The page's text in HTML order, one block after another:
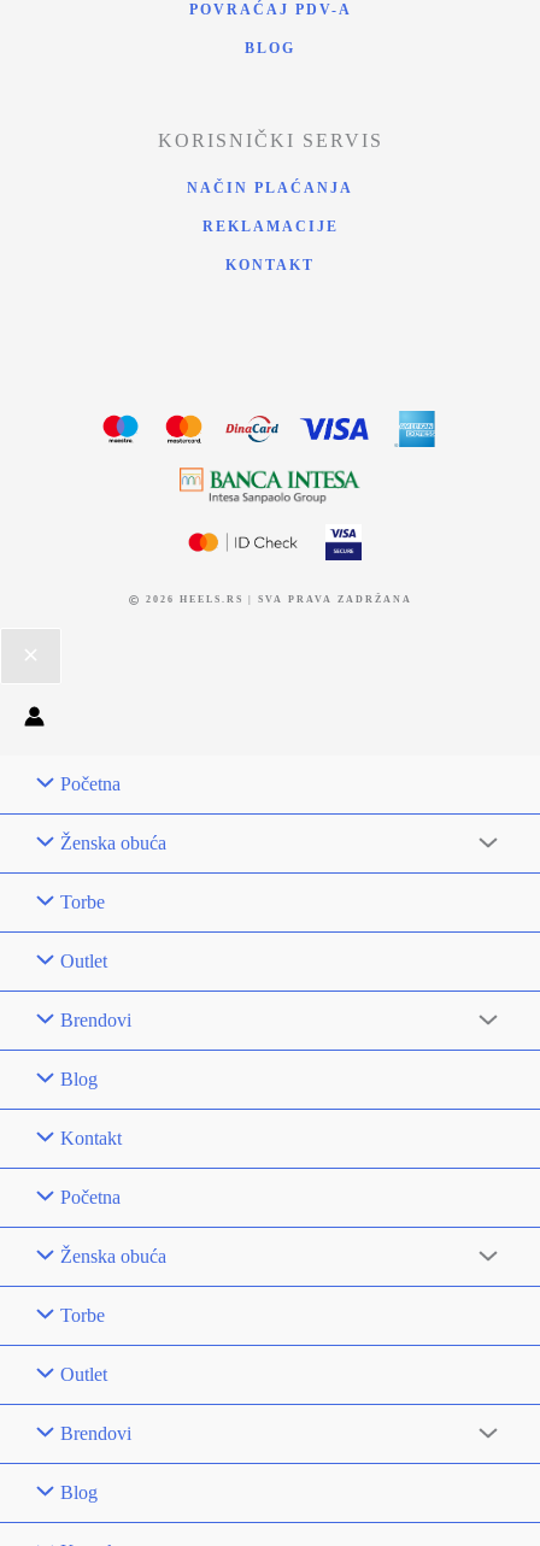
POVRAĆAJ PDV-A
BLOG
KORISNIČKI SERVIS
NAČIN PLAĆANJA
REKLAMACIJE
KONTAKT
2026 HEELS.RS | SVA PRAVA ZADRŽANA
Početna
Ženska obuća
Torbe
Outlet
Brendovi
Blog
Kontakt
Početna
Ženska obuća
Torbe
Outlet
Brendovi
Blog